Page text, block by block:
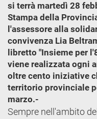
si terrà martedì 28
Stampa della
l'assessore alla
convivenza Lia
libretto "Insieme per
viene realizzata ogni
oltre cento iniziative
territorio provinciale
marzo.-
Sempre nell'ambito